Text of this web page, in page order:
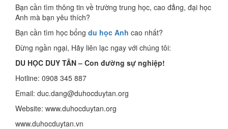
Bạn cần tìm thông tin về trường trung học, cao đẳng, đại học
Anh mà bạn yêu thích?
Bạn cần tìm học bổng du học Anh cao nhất?
Đừng ngần ngại, Hãy liên lạc ngay với chúng tôi:
DU HỌC DUY TÂN – Con đường sự nghiệp!
Hotline: 0908 345 887
Email: duc.dang@duhocduytan.org
Website: www.duhocduytan.org
www.duhocduytan.vn